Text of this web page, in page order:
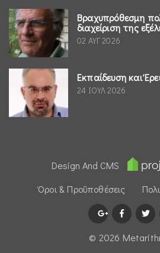
Βραχυπρόθεσμη
διαχείριση της
02 ΑΥΓ 2026
Εκπαίδευση και
24 ΙΟΥΛ 2026
Design And CMS
Όροι & Προϋποθέσεις
© 2026